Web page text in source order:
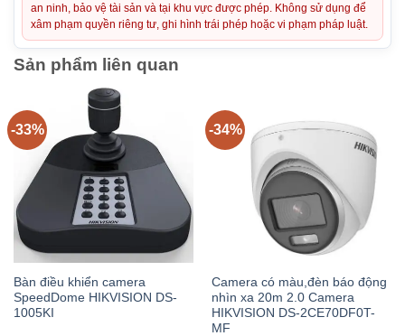
an ninh, bảo vệ tài sản và tại khu vực được phép. Không sử dụng để
xâm phạm quyền riêng tư, ghi hình trái phép hoặc vi phạm pháp luật.
Sản phẩm liên quan
-33%
Bàn điều khiển camera
SpeedDome HIKVISION DS-
1005KI
-34%
Camera có màu,đèn báo động
nhìn xa 20m 2.0 Camera
HIKVISION DS-2CE70DF0T-
MF